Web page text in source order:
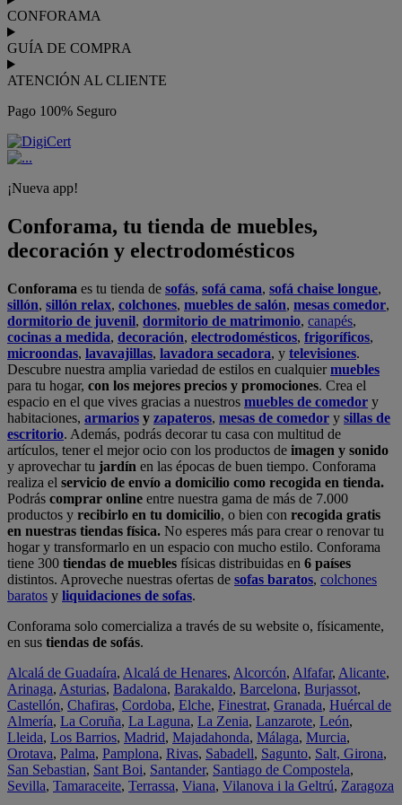
CONFORAMA
GUÍA DE COMPRA
ATENCIÓN AL CLIENTE
Pago 100% Seguro
¡Nueva app!
Conforama, tu tienda de muebles,
decoración y electrodomésticos
Conforama es tu tienda de sofás, sofá cama, sofá chaise longue,
sillón, sillón relax, colchones, muebles de salón, mesas comedor,
dormitorio de juvenil, dormitorio de matrimonio, canapés,
cocinas a medida, decoración, electrodomésticos, frigoríficos,
microondas, lavavajillas, lavadora secadora, y televisiones.
Descubre nuestra amplia variedad de estilos en cualquiermuebles
para tu hogar, con los mejores precios y promociones. Crea el
espacio en el que vives gracias a nuestros muebles de comedor y
habitaciones, armarios y zapateros, mesas de comedor y sillas de
escritorio. Además, podrás decorar tu casa con multitud de
artículos, tener el mejor ocio con los productos de imagen y sonido
y aprovechar tu jardín en las épocas de buen tiempo. Conforama
realiza el servicio de envío a domicilio como recogida en tienda.
Podrás comprar online entre nuestra gama de más de 7.000
productos y recibirlo en tu domicilio, o bien con recogida gratis
en nuestras tiendas física. No esperes más para crear o renovar tu
hogar y transformarlo en un espacio con mucho estilo. Conforama
tiene 300 tiendas de muebles físicas distribuidas en 6 países
distintos. Aproveche nuestras ofertas de sofas baratos, colchones
baratos y liquidaciones de sofas.
Conforama solo comercializa a través de su website o, físicamente,
en sus tiendas de sofás.
Alcalá de Guadaíra, Alcalá de Henares, Alcorcón, Alfafar, Alicante,
Arinaga, Asturias, Badalona, Barakaldo, Barcelona, Burjassot,
Castellón, Chafiras, Cordoba, Elche, Finestrat, Granada, Huércal de
Almería, La Coruña, La Laguna, La Zenia, Lanzarote, León,
Lleida, Los Barrios, Madrid, Majadahonda, Málaga, Murcia,
Orotava, Palma, Pamplona, Rivas, Sabadell, Sagunto, Salt, Girona,
San Sebastian, Sant Boi, Santander, Santiago de Compostela,
Sevilla, Tamaraceite, Terrassa, Viana, Vilanova i la Geltrú, Zaragoza